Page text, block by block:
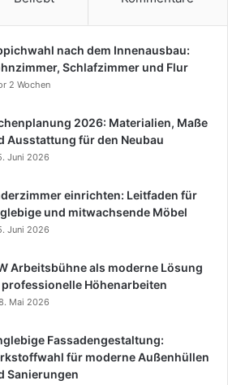
nach dem Innenausbau:
Schlafzimmer und Flur
2 Wochen
2026: Materialien, Maße
Ausstattung für den Neubau
Juni 2026
einrichten: Leitfaden für
und mitwachsende Möbel
Juni 2026
Arbeitsbühne als moderne Lösung
Höhenarbeiten
Mai 2026
Fassadengestaltung:
für moderne Außenhüllen
Sanierungen